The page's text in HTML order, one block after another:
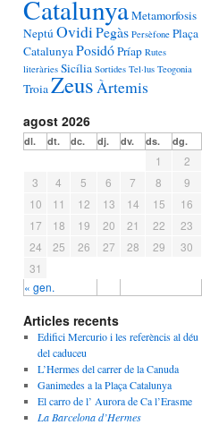
CatalunyaMetamorfosis
Neptú OvidiPegàs Persèfone Plaça
Catalunya PosidóPríap Rutes
literàries Sicília Sortides Tel·lus Teogonia
Troia Zeus Àrtemis
agost 2026
dl. dt. dc. dj. dv. ds. dg.
« gen.
1
2
3
4 5 6 7 8
9
10
11 12 13 14 15
16
17
18 19 20 21 22
23
24
25 26 27 28 29
30
31
Articles recents
Edifici Mercurio i les referèncis al déu
del caduceu
L’Hermes del carrer de la Canuda
Ganimedes a la Plaça Catalunya
El carro de l’ Aurora de Ca l’Erasme
La Barcelona d’Hermes